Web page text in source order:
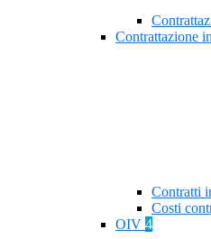
Contrattazione
Contratti
Costi
OIV 4